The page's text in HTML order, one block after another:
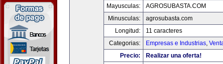
Mayusculas:
AGROSUBASTA.COM
Minusculas:
agrosubasta.com
Longitud:
11 caracteres
Categorias:
Empresas e Industrias,
Precio:
Realizar una oferta!